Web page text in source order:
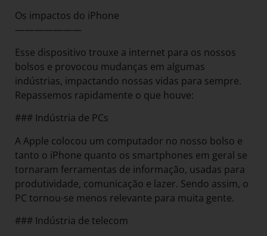
Os impactos do iPhone
———————
Esse dispositivo trouxe a internet para os nossos
bolsos e provocou mudanças em algumas
indústrias, impactando nossas vidas para sempre.
Repassemos rapidamente o que houve:
### Indústria de PCs
A Apple colocou um computador no nosso bolso e
tanto o iPhone quanto os smartphones em geral se
tornaram ferramentas de informação, usadas para
produtividade, comunicação e lazer. Sendo assim, o
PC tornou-se menos relevante para muita gente.
### Indústria de telecom